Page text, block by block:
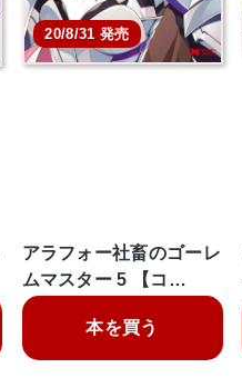
20/8/31 発売
アラフォー社畜のゴーレ
ムマスター 5 【コ…
本を買う